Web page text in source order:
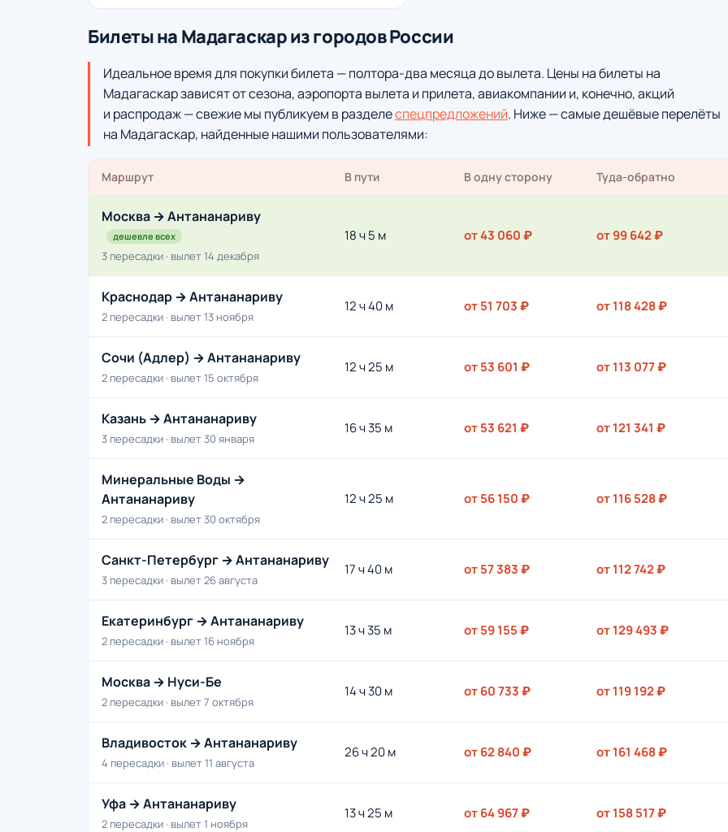
Билеты на Мадагаскар из городов России
Идеальное время для покупки билета — полтора-два месяца до вылета. Цены на билеты на
Мадагаскар зависят от сезона, аэропорта вылета и прилета, авиакомпании и, конечно, акций
и распродаж — свежие мы публикуем в разделеспецпредложений. Ниже — самые дешёвые перелёты
на Мадагаскар, найденные нашими пользователями:
Маршрут В пути В одну сторону Туда-обратно
Москва → Антананариву
дешевле всех
3 пересадки · вылет 14 декабря
18 ч 5 м от 43 060 ₽ от 99 642 ₽
Краснодар → Антананариву
2 пересадки · вылет 13 ноября
12 ч 40 м от 51 703 ₽ от 118 428 ₽
Сочи (Адлер) → Антананариву
2 пересадки · вылет 15 октября
12 ч 25 м от 53 601 ₽ от 113 077 ₽
Казань → Антананариву
3 пересадки · вылет 30 января
16 ч 35 м от 53 621 ₽ от 121 341 ₽
Минеральные Воды →
Антананариву
2 пересадки · вылет 30 октября
12 ч 25 м от 56 150 ₽ от 116 528 ₽
Санкт-Петербург → Антананариву
3 пересадки · вылет 26 августа
17 ч 40 м от 57 383 ₽ от 112 742 ₽
Екатеринбург → Антананариву
2 пересадки · вылет 16 ноября
13 ч 35 м от 59 155 ₽ от 129 493 ₽
Москва → Нуси-Бе
2 пересадки · вылет 7 октября
14 ч 30 м от 60 733 ₽ от 119 192 ₽
Владивосток → Антананариву
4 пересадки · вылет 11 августа
26 ч 20 м от 62 840 ₽ от 161 468 ₽
Уфа → Антананариву
2 пересадки · вылет 1 ноября
13 ч 25 м от 64 967 ₽ от 158 517 ₽